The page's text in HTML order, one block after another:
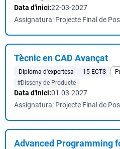
Data d'inici:22-03-2027
Assignatura: Projecte Final de
Tècnic en CAD Avançat
Diploma d'expertesa 15 ECTS
#Disseny de Producte
Data d'inici:01-03-2027
Assignatura: Projecte Final de
Advanced Programming